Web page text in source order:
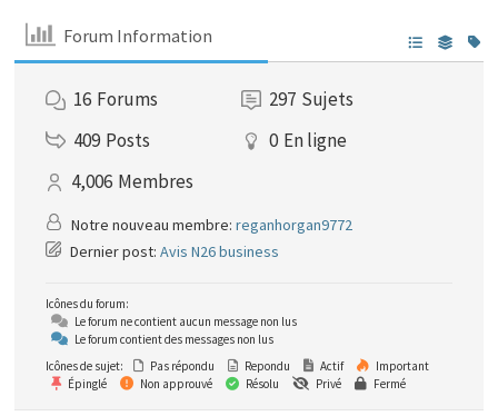
Forum Information
16 Forums 297 Sujets
409 Posts 0 En ligne
4,006 Membres
Notre nouveau membre: reganhorgan9772
Dernier post: Avis N26 business
Icônes du forum:
Le forum ne contient aucun message non lus
Le forum contient des messages non lus
Icônes de sujet:
Pas répondu Repondu Actif
Important
Épinglé
Non approuvé Résolu Privé Fermé